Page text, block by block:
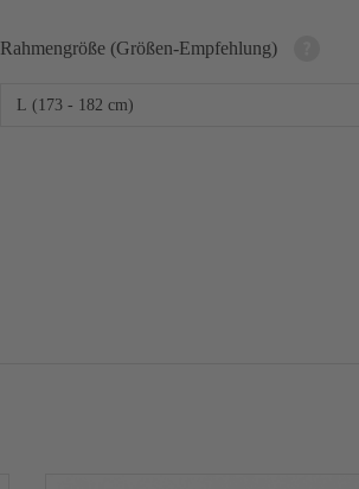
Rahmengröße (Größen-Empfehlung)